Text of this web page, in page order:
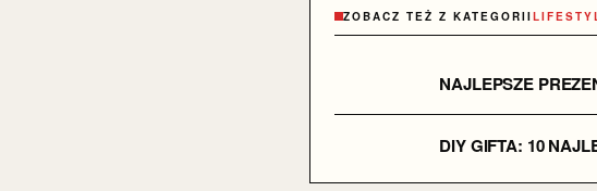
ZOBACZ TEŻ Z KATEGORII
NAJLEPSZE
DIY GIFTA: 10